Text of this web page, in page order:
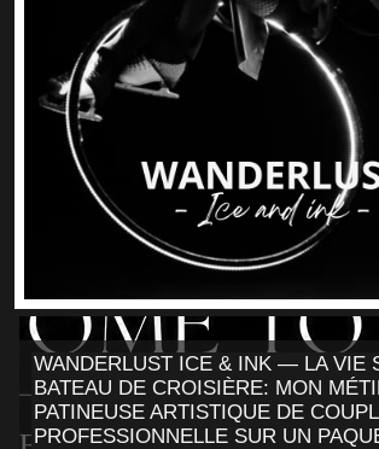
WANDERLUST ICE & INK — LA VIE
BATEAU DE CROISIÈRE: MON
PATINEUSE ARTISTIQUE DE
PROFESSIONNELLE SUR UN